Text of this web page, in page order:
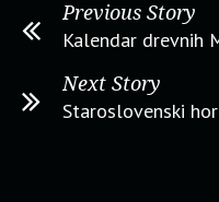
Previous Story
Kalendar drevnih
Next Story
Staroslovenski